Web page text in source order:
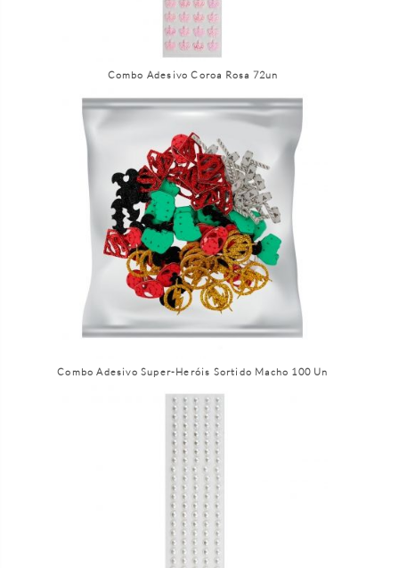
Combo Adesivo Coroa Rosa 72un
Combo Adesivo Super-Heróis Sortido Macho 100 Un